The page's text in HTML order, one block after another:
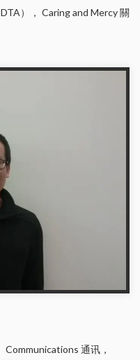
）， Caring and Mercy 關
Communications 通讯，